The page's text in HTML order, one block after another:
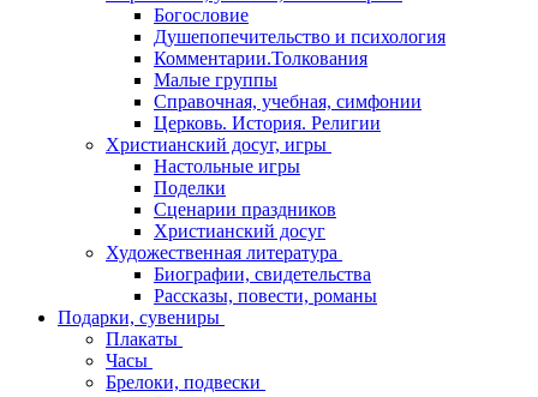
Богословие
Душепопечительство и психология
Комментарии.Толкования
Малые группы
Справочная, учебная, симфонии
Церковь. История. Религии
Христианский досуг, игры
Настольные игры
Поделки
Сценарии праздников
Христианский досуг
Художественная литература
Биографии, свидетельства
Рассказы, повести, романы
Подарки, сувениры
Плакаты
Часы
Брелоки, подвески